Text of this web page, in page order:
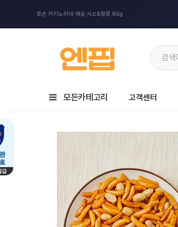
로손 카키노타네 매실 시소&땅콩 85g
모든카테고리 고객센터